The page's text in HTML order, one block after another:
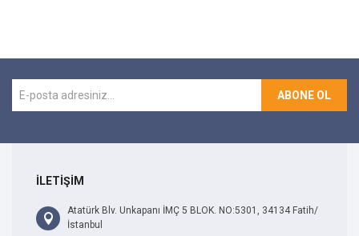
ABONE OL
İLETİŞİM
Atatürk Blv. Unkapanı İMÇ 5 BLOK. NO:5301, 34134 Fatih/
İstanbul